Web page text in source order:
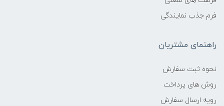
فرم جذب نمایندگی
راهنمای مشتریان
نحوه ثبت سفارش
روش های پرداخت
رویه ارسال سفارش